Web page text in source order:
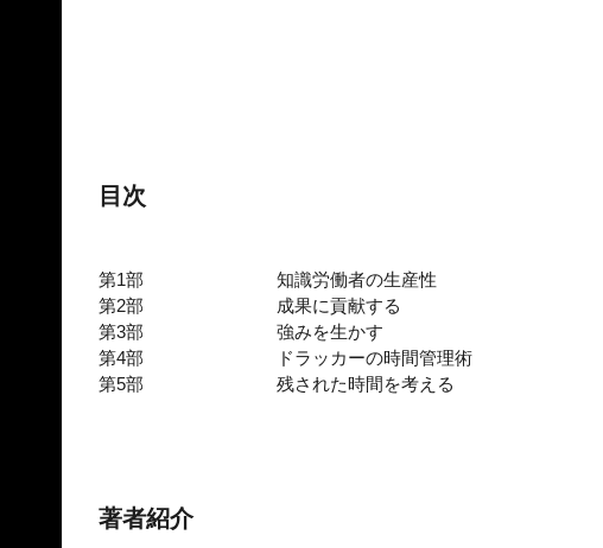
目次
第1部
知識労働者の生産性
第2部
成果に貢献する
第3部
強みを生かす
第4部
ドラッカーの時間管理術
第5部
残された時間を考える
著者紹介